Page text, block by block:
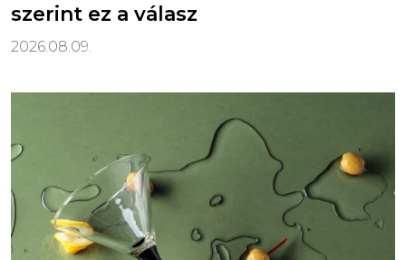
szerint ez a válasz
2026.08.09.